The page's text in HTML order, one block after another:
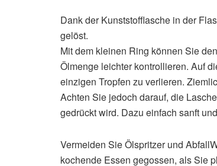
Dank der Kunststofflasche in der
gelöst.
Mit dem kleinen Ring können Sie
Ölmenge leichter kontrollieren. Auf
einzigen Tropfen zu verlieren.
Achten Sie jedoch darauf, die
gedrückt wird. Dazu einfach sanft
Vermeiden Sie Ölspritzer und
kochende Essen gegossen, als Sie